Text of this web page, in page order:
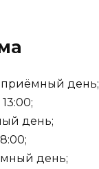
день;
день;
день;